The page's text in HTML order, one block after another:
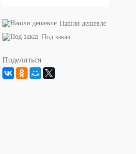
Нашли дешевле
Под заказ
Поделиться